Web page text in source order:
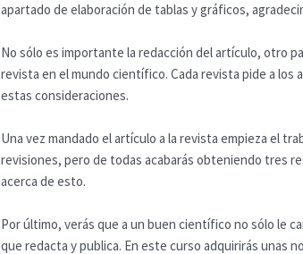
apartado de elaboración de tablas y gráficos,
No sólo es importante la redacción del artículo, otro
revista en el mundo científico. Cada revista pide a
estas consideraciones.
Una vez mandado el artículo a la revista empieza el
revisiones, pero de todas acabarás obteniendo tres
acerca de esto.
Por último, verás que a un buen científico no sólo le
que redacta y publica. En este curso adquirirás unas